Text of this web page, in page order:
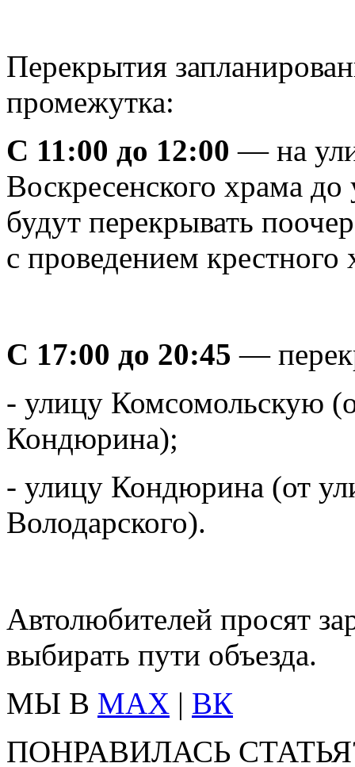
Перекрытия
промежутка:
С 11:00 до 12:00 — на
Воскресенского храма
будут перекрывать
с проведением крестного
С 17:00 до 20:45 —
- улицу Комсомольскую
Кондюрина);
- улицу Кондюрина (от
Володарского).
Автолюбителей просят
выбирать пути объезда.
МЫ В MAX | ВК
ПОНРАВИЛАСЬ